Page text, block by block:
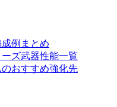
例まとめ
ズ武器性能一覧
おすすめ強化先